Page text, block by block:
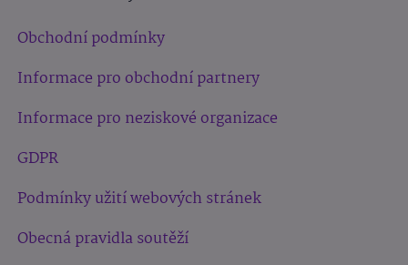
Obchodní podmínky
Informace pro obchodní partnery
Informace pro neziskové organizace
GDPR
Podmínky užití webových stránek
Obecná pravidla soutěží